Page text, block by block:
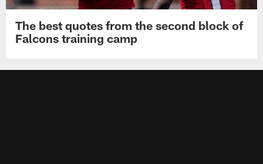
The best quotes from the second block of
Falcons training camp